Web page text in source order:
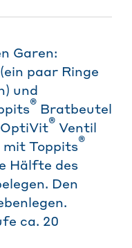
Garen:
paar Ringe
und
® Bratbeutel
OptiVit® Ventil
mit Toppits®
Hälfte des
Den
ca. 20